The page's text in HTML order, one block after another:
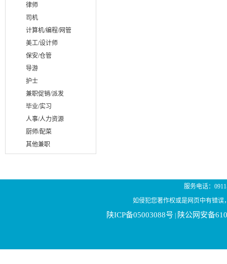
律师
司机
计算机/编程/网管
美工/设计师
保安/仓管
导游
护士
兼职促销/派发
毕业/实习
人事/人力资源
厨师/配菜
其他兼职
服务电话：
如侵犯您著作权或是网页中有错
陕ICP备05003088号 陕公网安备